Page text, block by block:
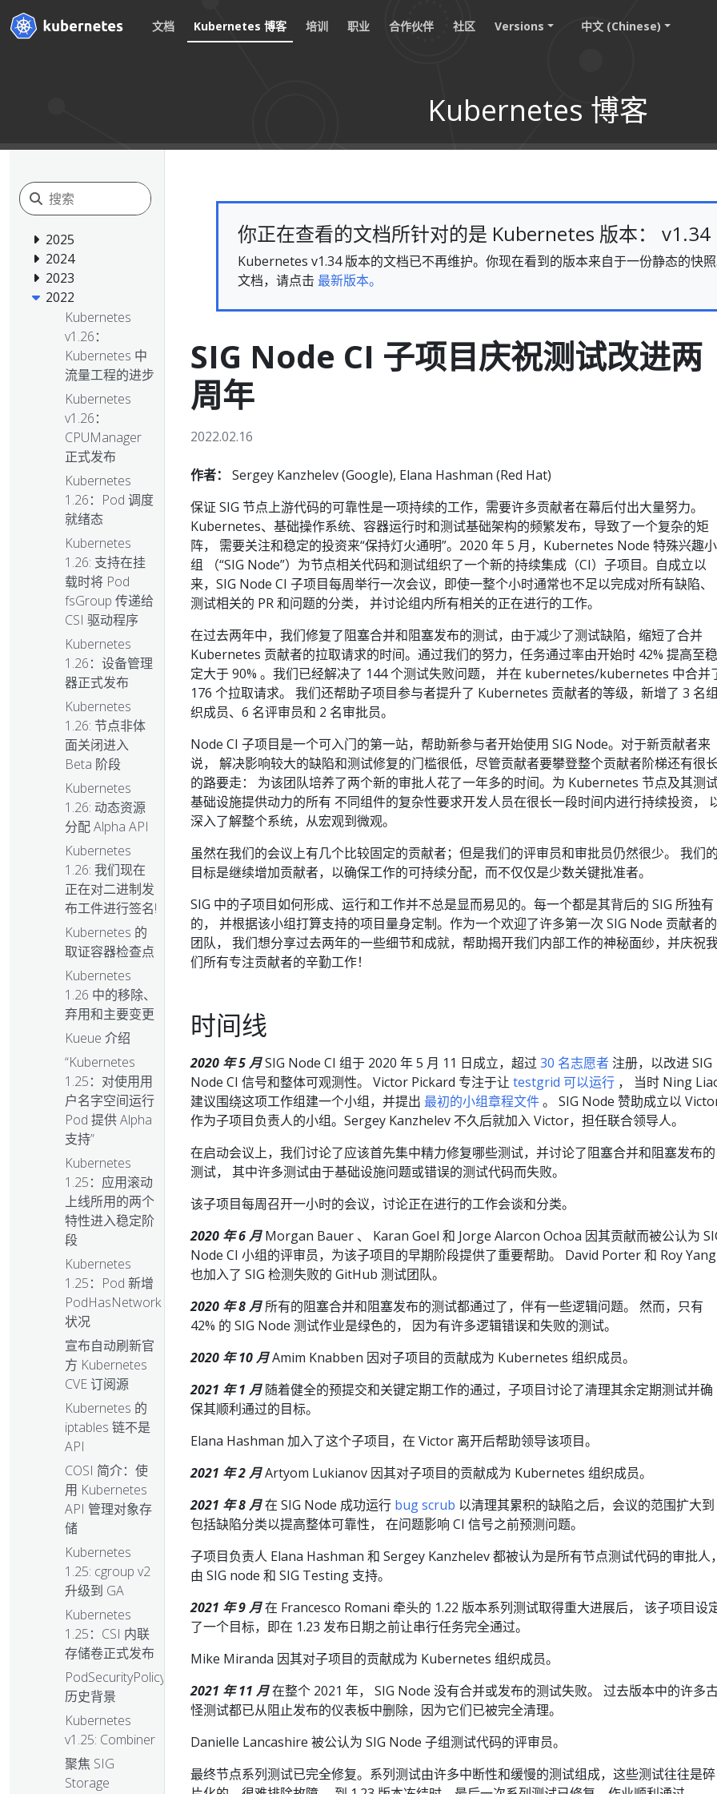
文档 Kubernetes 博客 培训 职业 合作伙伴 社区 Versions 中文 (Chinese)
Kubernetes 博客
2025
2024
2023
2022
Kubernetes
v1.26：
Kubernetes 中
流量工程的进步
Kubernetes
v1.26：
CPUManager
正式发布
Kubernetes
1.26：Pod 调度
就绪态
Kubernetes
1.26: 支持在挂
载时将 Pod
fsGroup 传递给
CSI 驱动程序
Kubernetes
1.26：设备管理
器正式发布
Kubernetes
1.26: 节点非体
面关闭进入
Beta 阶段
Kubernetes
1.26: 动态资源
分配 Alpha API
Kubernetes
1.26: 我们现在
正在对二进制发
布工件进行签名!
Kubernetes 的
取证容器检查点
Kubernetes
1.26 中的移除、
弃用和主要变更
Kueue 介绍
“Kubernetes
1.25：对使用用
户名字空间运行
Pod 提供 Alpha
支持”
Kubernetes
1.25：应用滚动
上线所用的两个
特性进入稳定阶
段
Kubernetes
1.25：Pod 新增
PodHasNetwork
状况
宣布自动刷新官
方 Kubernetes
CVE 订阅源
Kubernetes 的
iptables 链不是
API
COSI 简介：使
用 Kubernetes
API 管理对象存
储
Kubernetes
1.25: cgroup v2
升级到 GA
Kubernetes
1.25：CSI 内联
存储卷正式发布
PodSecurityPolicy：
历史背景
Kubernetes
v1.25: Combiner
聚焦 SIG
Storage
你正在查看的文档所针对的是 Kubernetes 版本： v1.34
Kubernetes v1.34 版本的文档已不再维护。你现在看到的版本来自于一份静态的快
文档，请点击 最新版本。
SIG Node CI 子项目庆祝测试改进两
周年
2022.02.16
作者：
Sergey Kanzhelev (Google), Elana Hashman (Red Hat)
保证 SIG 节点上游代码的可靠性是一项持续的工作，需要许多贡献者在幕后付出大量努力。
Kubernetes、基础操作系统、容器运行时和测试基础架构的频繁发布，导致了一个复杂的矩
阵， 需要关注和稳定的投资来“保持灯火通明”。2020 年 5 月，Kubernetes Node 特殊兴趣小
组 （“SIG Node”）为节点相关代码和测试组织了一个新的持续集成（CI）子项目。自成立以
来，SIG Node CI 子项目每周举行一次会议，即使一整个小时通常也不足以完成对所有缺陷、
测试相关的 PR 和问题的分类， 并讨论组内所有相关的正在进行的工作。
在过去两年中，我们修复了阻塞合并和阻塞发布的测试，由于减少了测试缺陷，缩短了合并
Kubernetes 贡献者的拉取请求的时间。通过我们的努力，任务通过率由开始时 42% 提高至稳
定大于 90% 。我们已经解决了 144 个测试失败问题， 并在 kubernetes/kubernetes 中合并
176 个拉取请求。 我们还帮助子项目参与者提升了 Kubernetes 贡献者的等级，新增了 3 名
织成员、6 名评审员和 2 名审批员。
Node CI 子项目是一个可入门的第一站，帮助新参与者开始使用 SIG Node。对于新贡献者来
说， 解决影响较大的缺陷和测试修复的门槛很低，尽管贡献者要攀登整个贡献者阶梯还有很
的路要走： 为该团队培养了两个新的审批人花了一年多的时间。为 Kubernetes 节点及其测
基础设施提供动力的所有 不同组件的复杂性要求开发人员在很长一段时间内进行持续投资，
深入了解整个系统，从宏观到微观。
虽然在我们的会议上有几个比较固定的贡献者；但是我们的评审员和审批员仍然很少。 我们
目标是继续增加贡献者，以确保工作的可持续分配，而不仅仅是少数关键批准者。
SIG 中的子项目如何形成、运行和工作并不总是显而易见的。每一个都是其背后的 SIG 所独有
的， 并根据该小组打算支持的项目量身定制。作为一个欢迎了许多第一次 SIG Node 贡献者的
团队， 我们想分享过去两年的一些细节和成就，帮助揭开我们内部工作的神秘面纱，并庆祝
们所有专注贡献者的辛勤工作！
时间线
2020 年 5 月SIG Node CI 组于 2020 年 5 月 11 日成立，超过 30 名志愿者注册，以改进 SIG
Node CI 信号和整体可观测性。 Victor Pickard 专注于让 testgrid 可以运行 ， 当时 Ning
建议围绕这项工作组建一个小组，并提出 最初的小组章程文件。 SIG Node 赞助成立以
作为子项目负责人的小组。Sergey Kanzhelev 不久后就加入 Victor，担任联合领导人。
在启动会议上，我们讨论了应该首先集中精力修复哪些测试，并讨论了阻塞合并和阻塞发布的
测试， 其中许多测试由于基础设施问题或错误的测试代码而失败。
该子项目每周召开一小时的会议，讨论正在进行的工作会谈和分类。
2020 年 6 月Morgan Bauer 、 Karan Goel 和 Jorge Alarcon Ochoa 因其贡献而被公认为
Node CI 小组的评审员，为该子项目的早期阶段提供了重要帮助。 David Porter 和 Roy Yang
也加入了 SIG 检测失败的 GitHub 测试团队。
2020 年 8 月所有的阻塞合并和阻塞发布的测试都通过了，伴有一些逻辑问题。 然而，只有
42% 的 SIG Node 测试作业是绿色的， 因为有许多逻辑错误和失败的测试。
2020 年 10 月Amim Knabben 因对子项目的贡献成为 Kubernetes 组织成员。
2021 年 1 月随着健全的预提交和关键定期工作的通过，子项目讨论了清理其余定期测试并确
保其顺利通过的目标。
Elana Hashman 加入了这个子项目，在 Victor 离开后帮助领导该项目。
2021 年 2 月Artyom Lukianov 因其对子项目的贡献成为 Kubernetes 组织成员。
2021 年 8 月在 SIG Node 成功运行 bug scrub 以清理其累积的缺陷之后，会议的范围扩大到
包括缺陷分类以提高整体可靠性， 在问题影响 CI 信号之前预测问题。
子项目负责人 Elana Hashman 和 Sergey Kanzhelev 都被认为是所有节点测试代码的审批人
由 SIG node 和 SIG Testing 支持。
2021 年 9 月在 Francesco Romani 牵头的 1.22 版本系列测试取得重大进展后， 该子项目设
了一个目标，即在 1.23 发布日期之前让串行任务完全通过。
Mike Miranda 因其对子项目的贡献成为 Kubernetes 组织成员。
2021 年 11 月在整个 2021 年， SIG Node 没有合并或发布的测试失败。 过去版本中的许多
怪测试都已从阻止发布的仪表板中删除，因为它们已被完全清理。
Danielle Lancashire 被公认为 SIG Node 子组测试代码的评审员。
最终节点系列测试已完全修复。系列测试由许多中断性和缓慢的测试组成，这些测试往往是碎